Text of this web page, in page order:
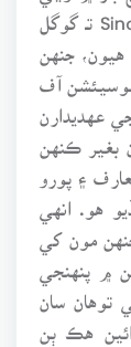
پهريان هي لفط لکيا هئا. Sindhi in Singapore تـ گوگل
جنهن
آف
عهديدارن
بغير ڪنهن
۽ پورو
هو. انهي
مون کي
۾ پنهنجي
توهان سان
هڪ ٻن